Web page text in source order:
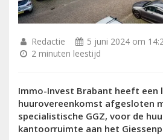
Redactie
5 juni 2024 om
2 minuten leestijd
Immo-Invest Brabant heeft een
huurovereenkomst afgesloten
specialistische GGZ, voor de
kantoorruimte aan het